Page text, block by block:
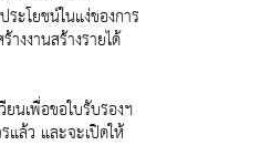
ะโยชน์ในแง่ของการ
งงานสร้างรายได้
นเพื่อขอใบรับรองฯ
ล้ว และจะเปิดให้